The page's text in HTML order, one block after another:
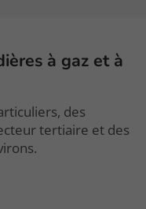
à gaz et à
des
tertiaire et des